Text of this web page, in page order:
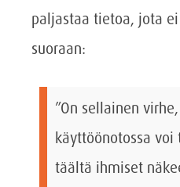
paljastaa tietoa, jota
suoraan:
”On sellainen
käyttöönotossa
täältä ihmiset